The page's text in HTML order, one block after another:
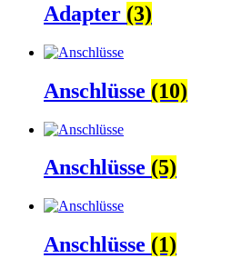
Adapter (3)
Anschlüsse (10)
Anschlüsse (5)
Anschlüsse (1)